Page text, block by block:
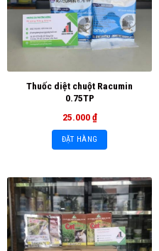
Thuốc diệt chuột Racumin
0.75TP
25.000₫
ĐẶT HÀNG